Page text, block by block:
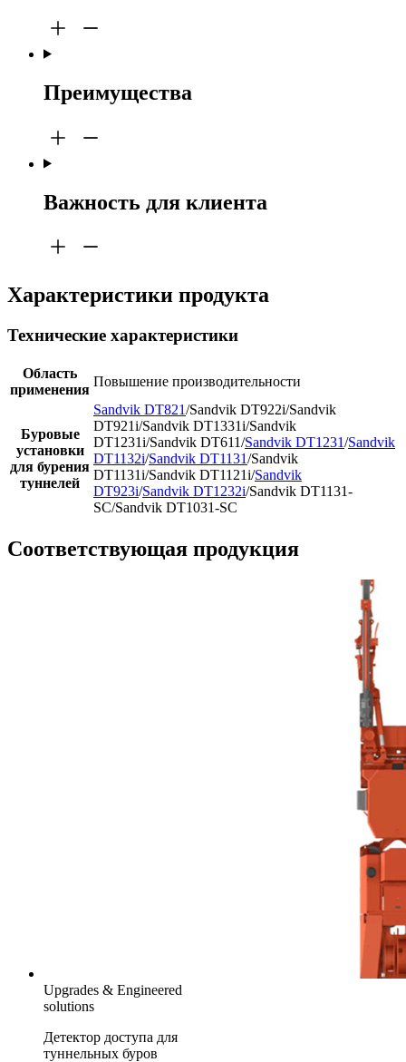
Преимущества
Важность для клиента
Характеристики продукта
Технические характеристики
Область
применения
Повышение производительности
Буровые
установки
для бурения
туннелей
Sandvik DT821/Sandvik DT922i/Sandvik
DT921i/Sandvik DT1331i/Sandvik
DT1231i/Sandvik DT611/Sandvik DT1231/Sandvik
DT1132i/Sandvik DT1131/Sandvik
DT1131i/Sandvik DT1121i/Sandvik
DT923i/Sandvik DT1232i/Sandvik DT1131-
SC/Sandvik DT1031-SC
Соответствующая продукция
Upgrades & Engineered
solutions
Детектор доступа для
туннельных буров